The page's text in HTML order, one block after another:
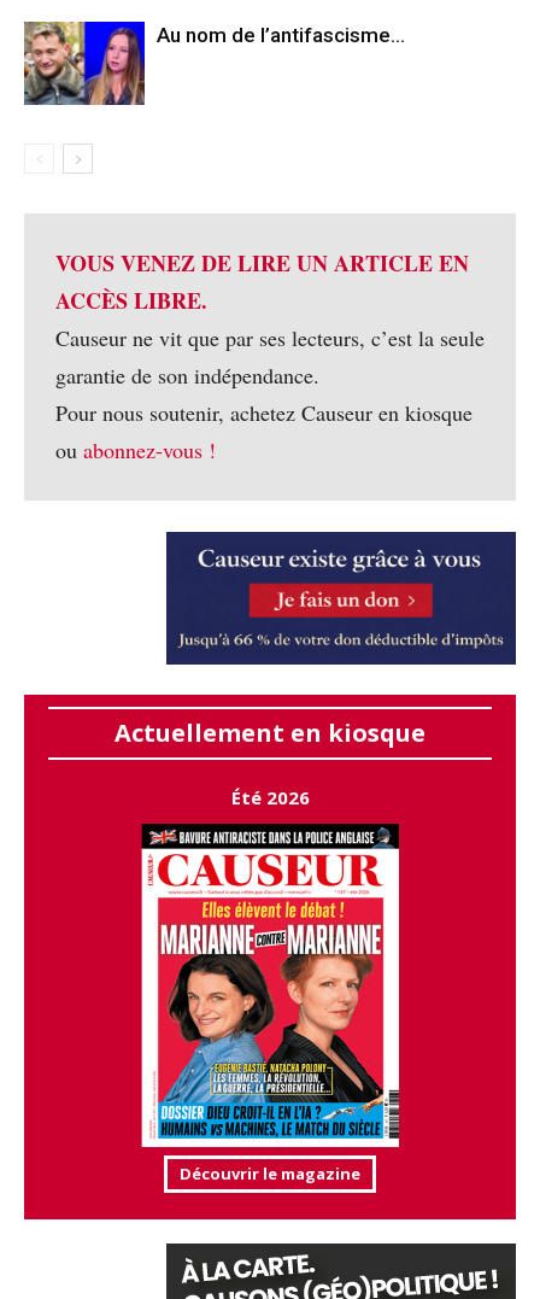
Au nom de l’antifascisme…
VOUS VENEZ DE LIRE UN ARTICLE EN
ACCÈS LIBRE.
Causeur ne vit que par ses lecteurs, c’est la seule
garantie de son indépendance.
Pour nous soutenir, achetez Causeur en kiosque
ou abonnez-vous !
Actuellement en kiosque
Été 2026
Découvrir le magazine